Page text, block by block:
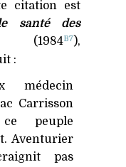
citation est
santé des
B7),
:
médecin
Carrisson
peuple
Aventurier
pas